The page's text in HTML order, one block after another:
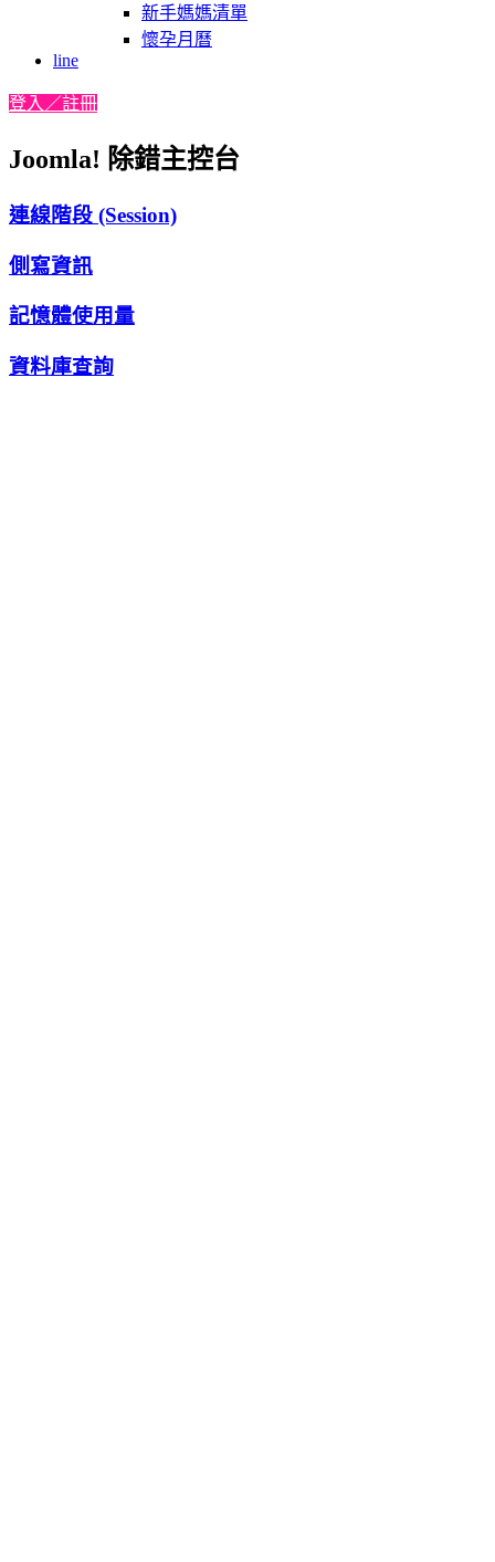
新手媽媽清單
懷孕月曆
line
登入／註冊
Joomla! 除錯主控台
連線階段 (Session)
側寫資訊
記憶體使用量
資料庫查詢